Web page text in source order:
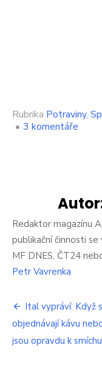
Rubrika Potraviny,
• 3 komentáře
v
za
korun,
lety.
Jak
to,
že
Redaktor magazínu
publikační činnosti
MF DNES, ČT24
Petr Vavrenka
Navigace
pro
příspěvek
Ital vypráví: Když
objednávají kávu
jsou opravdu k smíchu